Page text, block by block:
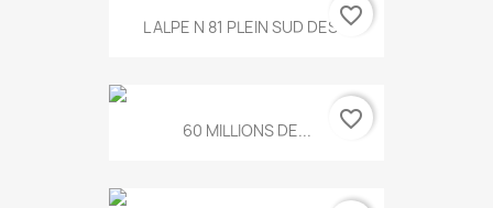
L ALPE N 81 PLEIN SUD DES...favorite_border
60 MILLIONS DE... favorite_border